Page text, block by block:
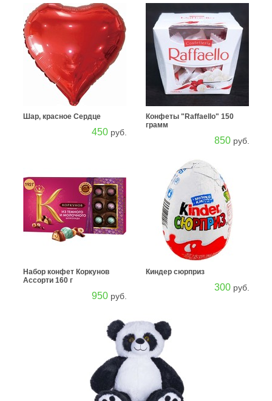
Шар, красное Сердце
450руб.
Конфеты "Raffaello" 150
грамм
850руб.
Набор конфет Коркунов
Ассорти 160 г
950руб.
Киндер сюрприз
300руб.